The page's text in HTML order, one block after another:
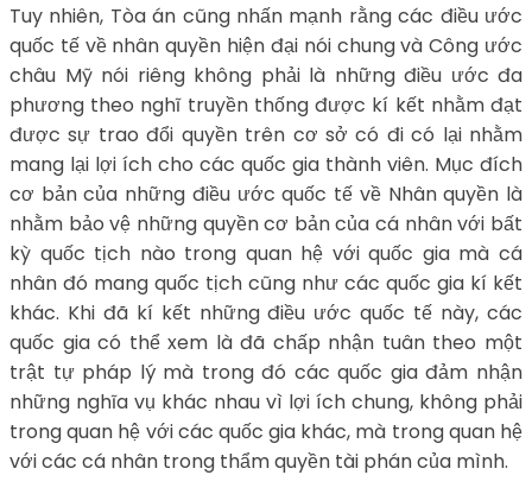
Tuy nhiên, Tòa án cũng nhấn mạnh rằng các điều ước
quốc tế về nhân quyền hiện đại nói chung và Công ước
châu Mỹ nói riêng không phải là những điều ước đa
phương theo nghĩ truyền thống được kí kết nhằm đạt
được sự trao đổi quyền trên cơ sở có đi có lại nhằm
mang lại lợi ích cho các quốc gia thành viên. Mục đích
cơ bản của những điều ước quốc tế về Nhân quyền là
nhằm bảo vệ những quyền cơ bản của cá nhân với bất
kỳ quốc tịch nào trong quan hệ với quốc gia mà cá
nhân đó mang quốc tịch cũng như các quốc gia kí kết
khác. Khi đã kí kết những điều ước quốc tế này, các
quốc gia có thể xem là đã chấp nhận tuân theo một
trật tự pháp lý mà trong đó các quốc gia đảm nhận
những nghĩa vụ khác nhau vì lợi ích chung, không phải
trong quan hệ với các quốc gia khác, mà trong quan hệ
với các cá nhân trong thẩm quyền tài phán của mình.